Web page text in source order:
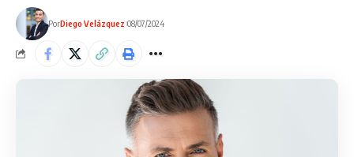
PorDiego Velázquez 08/07/2024